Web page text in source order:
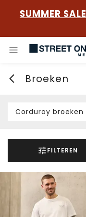
SUMMER SALE
Broeken
Corduroy broeken
FILTEREN